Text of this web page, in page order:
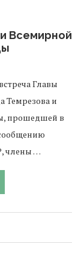
Всемирной
Главы
Темрезова и
прошедшей в
члены …